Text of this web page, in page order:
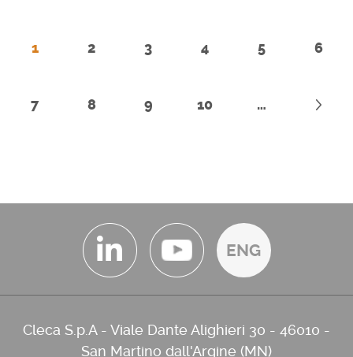
1 2 3 4 5 6
7 8 9 10 …
ENG
Cleca S.p.A - Viale Dante Alighieri 30 - 46010 -
San Martino dall'Argine (MN)